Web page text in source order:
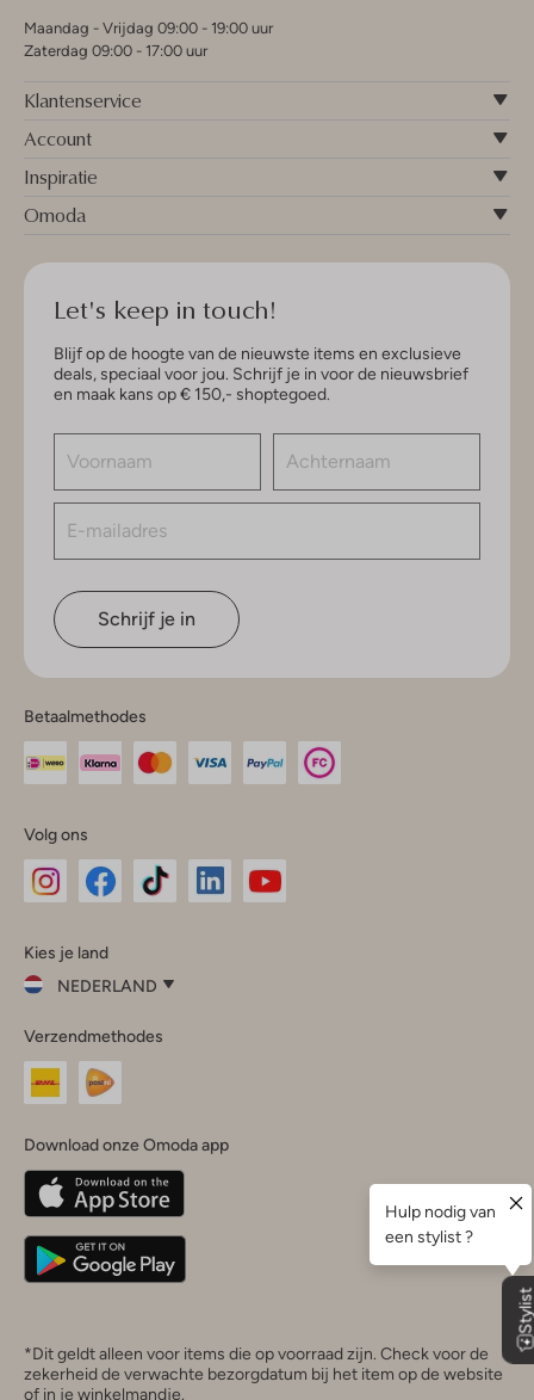
Maandag - Vrijdag 09:00 - 19:00 uur
Zaterdag 09:00 - 17:00 uur
Klantenservice
Account
Inspiratie
Omoda
Let's keep in touch!
Blijf op de hoogte van de nieuwste items en exclusieve
deals, speciaal voor jou. Schrijf je in voor de nieuwsbrief
en maak kans op € 150,- shoptegoed.
Schrijf je in
Betaalmethodes
Volg ons
InstagramFacebook
Kies je land
NEDERLAND
je
land
Nederland
Belgique(Français)
Deutschland
Verzendmethodes
Download onze Omoda app
*Dit geldt alleen voor items die op voorraad zijn. Check voor de
zekerheid de verwachte bezorgdatum bij het item op de website
of in je winkelmandje.